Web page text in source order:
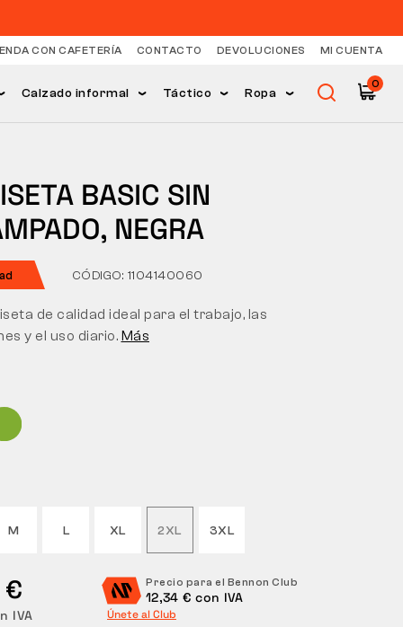
CON CAFETERÍA CONTACTO DEVOLUCIONES MI CUENTA
Calzado informal Táctico Ropa
0
BASIC SIN
NEGRA
CÓDIGO: 1104140060
M L XL 2XL 3XL
€
IVA
Precio para el Bennon Club
12,34 € con IVA
Únete al Club
de calidad ideal para el trabajo, las
y el uso diario. Más